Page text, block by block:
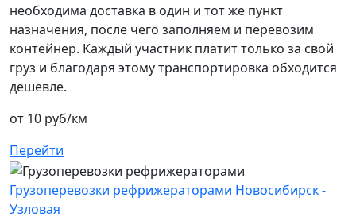
необходима доставка в один и тот же пункт
назначения, после чего заполняем и перевозим
контейнер. Каждый участник платит только за свой
груз и благодаря этому транспортировка обходится
дешевле.
от 10 руб/км
Перейти
Грузоперевозки рефрижераторами Новосибирск -
Узловая